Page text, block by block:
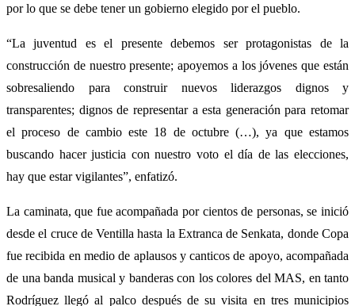
por lo que se debe tener un gobierno elegido por el pueblo.
“La juventud es el presente debemos ser protagonistas de la
construcción de nuestro presente; apoyemos a los jóvenes que están
sobresaliendo para construir nuevos liderazgos dignos y
transparentes; dignos de representar a esta generación para retomar
el proceso de cambio este 18 de octubre (…), ya que estamos
buscando hacer justicia con nuestro voto el día de las elecciones,
hay que estar vigilantes”, enfatizó.
La caminata, que fue acompañada por cientos de personas, se inició
desde el cruce de Ventilla hasta la Extranca de Senkata, donde Copa
fue recibida en medio de aplausos y canticos de apoyo, acompañada
de una banda musical y banderas con los colores del MAS, en tanto
Rodríguez llegó al palco después de su visita en tres municipios